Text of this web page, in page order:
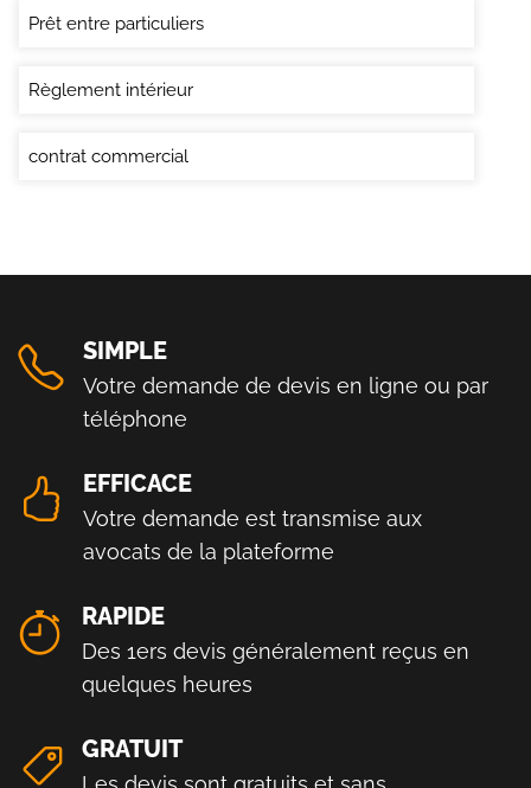
Prêt entre particuliers
Règlement intérieur
contrat commercial
SIMPLE
Votre demande de devis en ligne ou par
téléphone
EFFICACE
Votre demande est transmise aux
avocats de la plateforme
RAPIDE
Des 1ers devis généralement reçus en
quelques heures
GRATUIT